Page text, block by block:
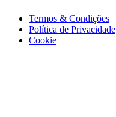
Termos & Condições
Política de Privacidade
Cookie